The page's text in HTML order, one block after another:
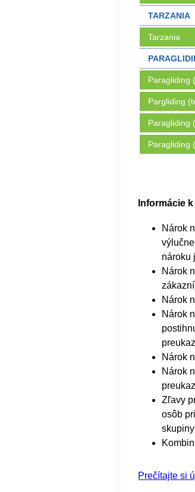
TARZANIA
Tarzania
Paragliding
Pargliding
Paragliding
Paragliding
Informácie
Nárok
nároku
Nárok
Nárok
Nárok
Nárok
Nárok
Zľavy
osôb
Prečítajte si